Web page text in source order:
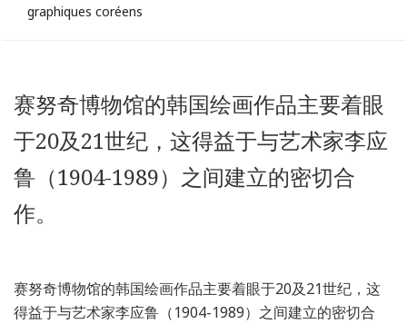
graphiques coréens
赛努奇博物馆的韩国绘画作品主要着眼
于20及21世纪，这得益于与艺术家李应
鲁（1904-1989）之间建立的密切合
作。
赛努奇博物馆的韩国绘画作品主要着眼于20及21世纪，这
得益于与艺术家李应鲁（1904-1989）之间建立的密切合